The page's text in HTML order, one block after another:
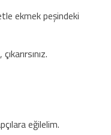
ekmek peşindeki
eğilelim.